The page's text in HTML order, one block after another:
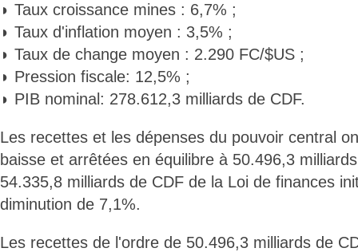
◗ Taux croissance mines : 6,7% ;
◗ Taux d'inflation moyen : 3,5% ;
◗ Taux de change moyen : 2.290 FC/$US ;
◗ Pression fiscale: 12,5% ;
◗ PIB nominal: 278.612,3 milliards de CDF.
Les recettes et les dépenses du pouvoir central
baisse et arrêtées en équilibre à 50.496,3
54.335,8 milliards de CDF de la Loi de finances
diminution de 7,1%.
Les recettes de l'ordre de 50.496,3 milliards de